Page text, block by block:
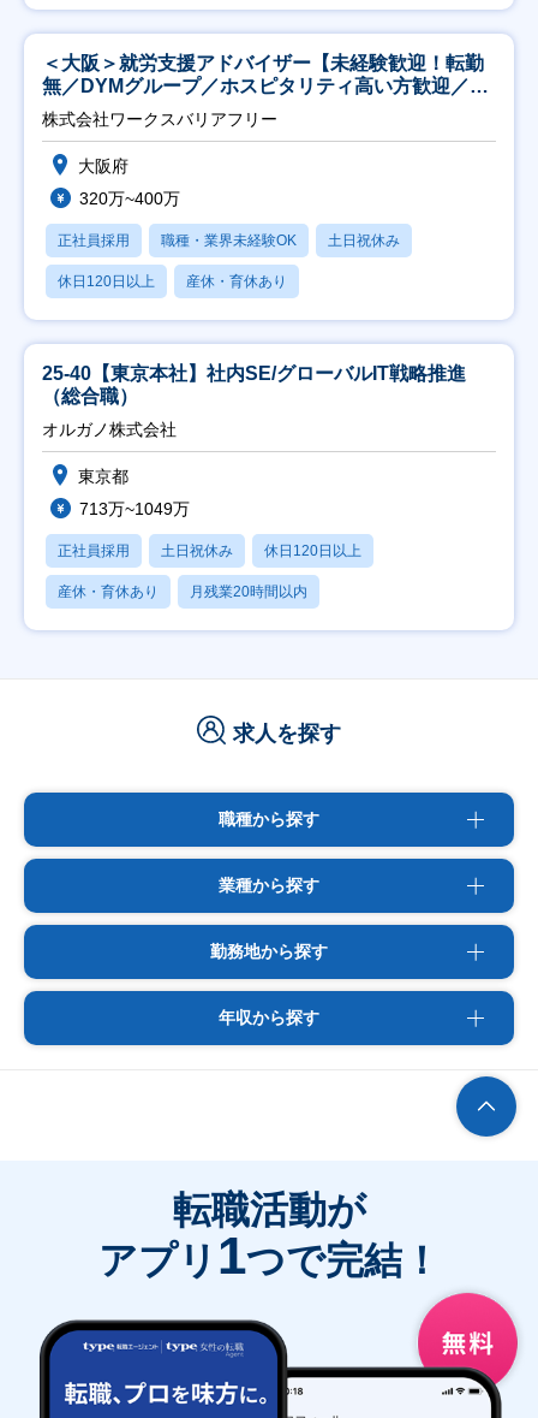
＜大阪＞就労支援アドバイザー【未経験歓迎！転勤
無／DYMグループ／ホスピタリティ高い方歓迎／土
日祝】
株式会社ワークスバリアフリー
大阪府
320万~400万
正社員採用 職種・業界未経験OK 土日祝休み
休日120日以上 産休・育休あり
25-40【東京本社】社内SE/グローバルIT戦略推進
（総合職）
オルガノ株式会社
東京都
713万~1049万
正社員採用 土日祝休み 休日120日以上
産休・育休あり 月残業20時間以内
求人を探す
職種から探す
業種から探す
勤務地から探す
年収から探す
転職活動が
アプリ 1つで完結！